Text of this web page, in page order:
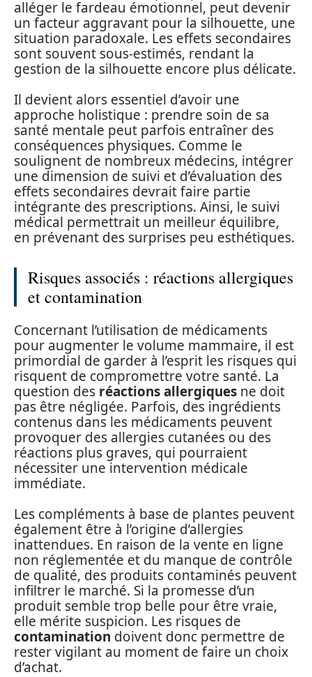
alléger le fardeau émotionnel, peut devenir
un facteur aggravant pour la silhouette, une
situation paradoxale. Les effets secondaires
sont souvent sous-estimés, rendant la
gestion de la silhouette encore plus délicate.
Il devient alors essentiel d’avoir une
approche holistique : prendre soin de sa
santé mentale peut parfois entraîner des
conséquences physiques. Comme le
soulignent de nombreux médecins, intégrer
une dimension de suivi et d’évaluation des
effets secondaires devrait faire partie
intégrante des prescriptions. Ainsi, le suivi
médical permettrait un meilleur équilibre,
en prévenant des surprises peu esthétiques.
Risques associés : réactions allergiques
et contamination
Concernant l’utilisation de médicaments
pour augmenter le volume mammaire, il est
primordial de garder à l’esprit les risques qui
risquent de compromettre votre santé. La
question des réactions allergiques ne doit
pas être négligée. Parfois, des ingrédients
contenus dans les médicaments peuvent
provoquer des allergies cutanées ou des
réactions plus graves, qui pourraient
nécessiter une intervention médicale
immédiate.
Les compléments à base de plantes peuvent
également être à l’origine d’allergies
inattendues. En raison de la vente en ligne
non réglementée et du manque de contrôle
de qualité, des produits contaminés peuvent
infiltrer le marché. Si la promesse d’un
produit semble trop belle pour être vraie,
elle mérite suspicion. Les risques de
contamination doivent donc permettre de
rester vigilant au moment de faire un choix
d’achat.